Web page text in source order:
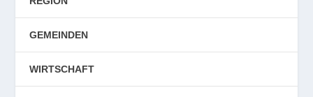
GEMEINDEN
WIRTSCHAFT